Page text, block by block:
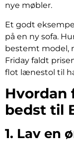
nye møbler.
Et godt
på en ny sofa.
bestemt model,
Friday faldt
flot lænestol til
Hvordan
bedst til
1. Lav en